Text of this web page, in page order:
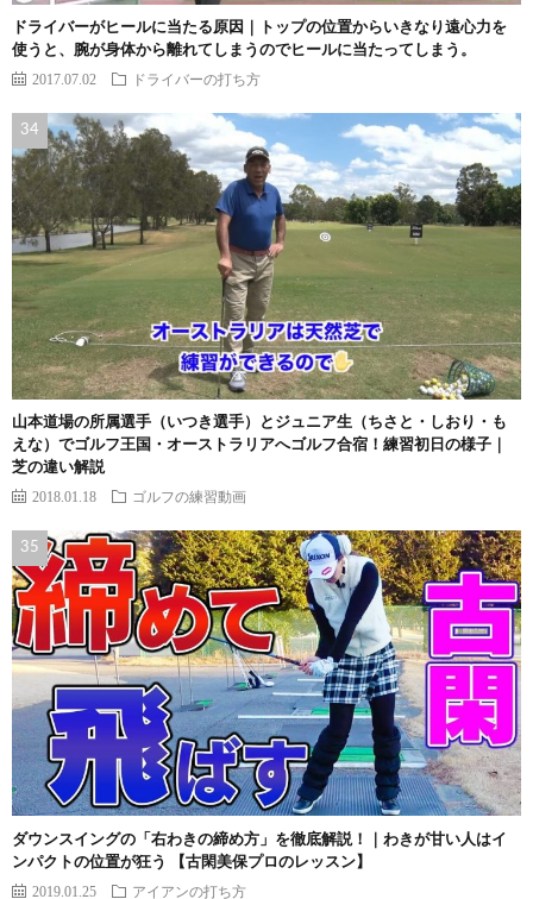
ドライバーがヒールに当たる原因｜トップの位置からいきなり遠心力を
使うと、腕が身体から離れてしまうのでヒールに当たってしまう。
2017.07.02 ドライバーの打ち方
山本道場の所属選手（いつき選手）とジュニア生（ちさと・しおり・も
えな）でゴルフ王国・オーストラリアへゴルフ合宿！練習初日の様子｜
芝の違い解説
2018.01.18 ゴルフの練習動画
ダウンスイングの「右わきの締め方」を徹底解説！｜わきが甘い人はイ
ンパクトの位置が狂う 【古閑美保プロのレッスン】
2019.01.25 アイアンの打ち方